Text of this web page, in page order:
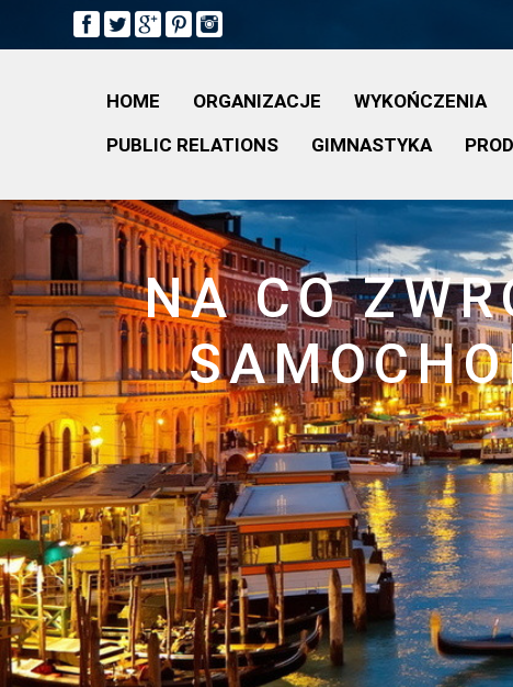
HOME ORGANIZACJE WYKOŃCZENIA
PUBLIC RELATIONS
GIMNASTYKA
NA CO